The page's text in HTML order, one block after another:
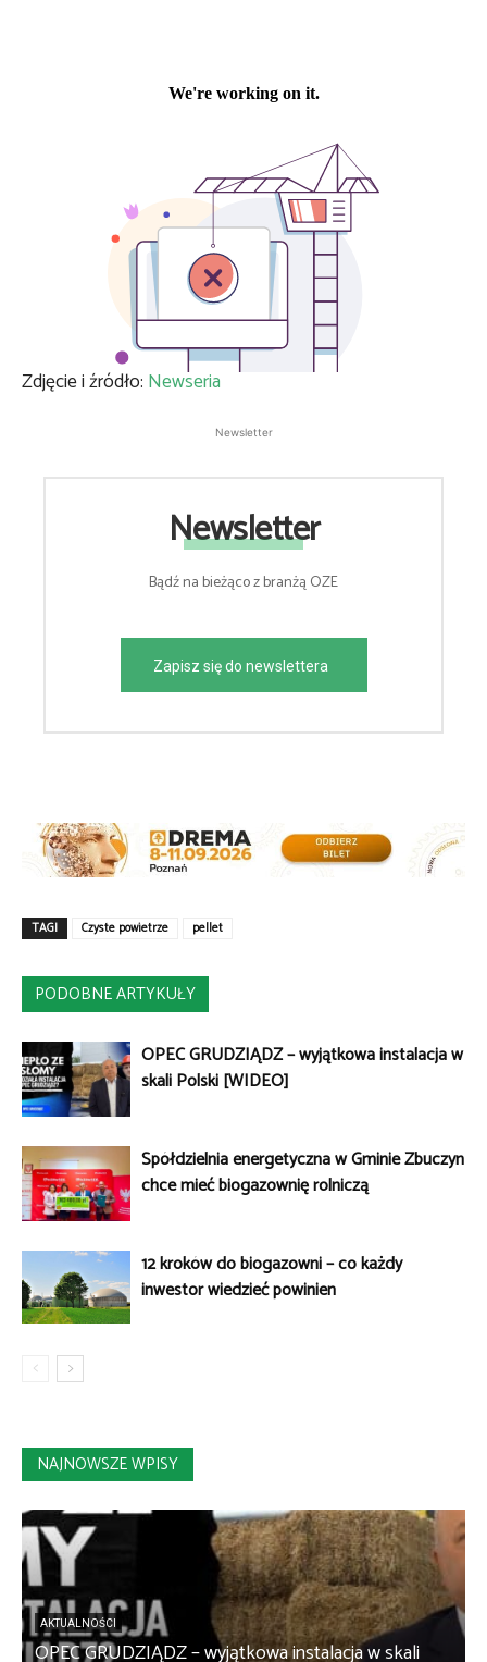
Zdjęcie i źródło: Newseria
Newsletter
Newsletter
Bądź na bieżąco z branżą OZE
Zapisz się do newslettera
TAGI Czyste powietrze pellet
PODOBNE ARTYKUŁY
OPEC GRUDZIĄDZ – wyjątkowa instalacja w
skali Polski [WIDEO]
Spółdzielnia energetyczna w Gminie Zbuczyn
chce mieć biogazownię rolniczą
12 kroków do biogazowni – co każdy
inwestor wiedzieć powinien
NAJNOWSZE WPISY
AKTUALNOŚCI
OPEC GRUDZIĄDZ – wyjątkowa instalacja w skali